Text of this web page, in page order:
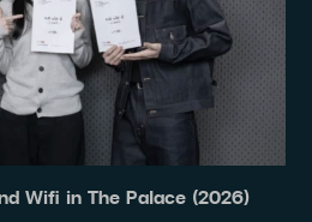
Wifi in The Palace (2026)